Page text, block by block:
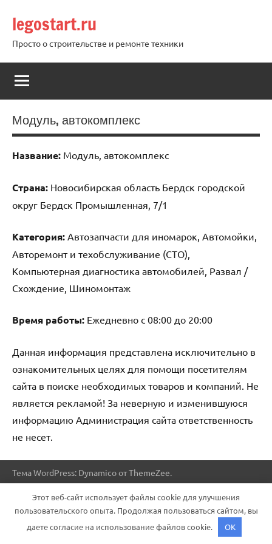
содержимому
legostart.ru
Просто о строительстве и ремонте техники
Модуль, автокомплекс
Название: Модуль, автокомплекс
Страна: Новосибирская область Бердск городской
округ Бердск Промышленная, 7/1
Категория: Автозапчасти для иномарок, Автомойки,
Авторемонт и техобслуживание (СТО),
Компьютерная диагностика автомобилей, Развал /
Схождение, Шиномонтаж
Время работы: Ежедневно с 08:00 до 20:00
Данная информация представлена исключительно в
ознакомительных целях для помощи посетителям
сайта в поиске необходимых товаров и компаний. Не
является рекламой! За неверную и изменившуюся
информацию Администрация сайта ответственность
не несет.
Тема WordPress: Dynamico от ThemeZee.
Этот веб-сайт использует файлы cookie для улучшения
пользовательского опыта. Продолжая пользоваться сайтом, вы
даете согласие на использование файлов cookie.
OK